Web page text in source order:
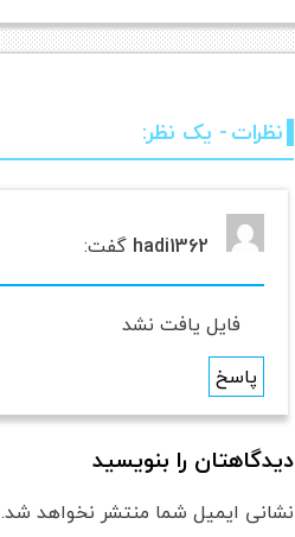
نظرات- یک نظر:
hadi1362 گفت:
فایل یافت نشد
پاسخ
navigation
دیدگاهتان را بنویسید
نشانی ایمیل شما منتشر نخواهد شد.